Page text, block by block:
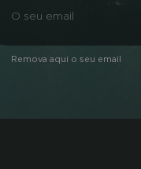
Remova aqui o seu email